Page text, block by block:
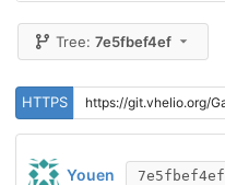
Tree:7e5fbef4ef
HTTPS
Youen 7e5fbef4ef